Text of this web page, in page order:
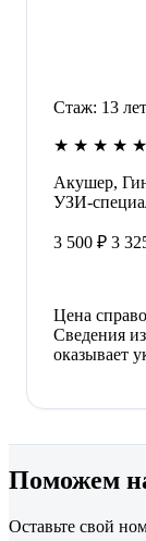
Стаж: 13 лет
★ ★ ★ ★ ★
Акушер,
УЗИ-
3 500 ₽ 3
Цена
Сведения
оказывает
Поможем
Оставьте свой